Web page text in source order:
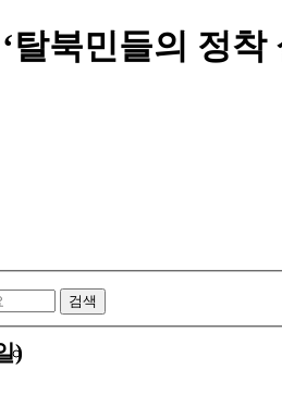
탈북민들의 정
검색
)